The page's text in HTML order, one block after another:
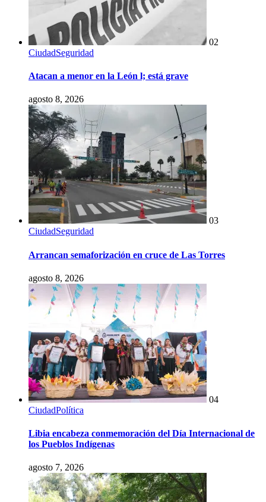
02
CiudadSeguridad
Atacan a menor en la León l; está grave
agosto 8, 2026
03
CiudadSeguridad
Arrancan semaforización en cruce de Las Torres
agosto 8, 2026
04
CiudadPolítica
Libia encabeza conmemoración del Día Internacional de
los Pueblos Indígenas
agosto 7, 2026